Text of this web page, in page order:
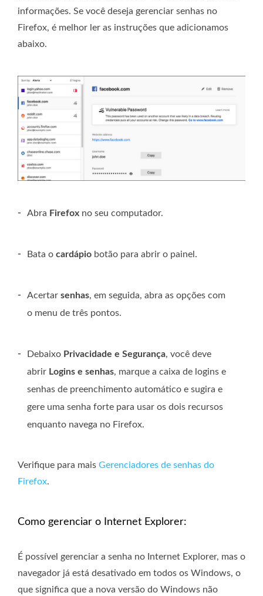
informações. Se você deseja gerenciar senhas no
Firefox, é melhor ler as instruções que adicionamos
abaixo.
- Abra Firefox no seu computador.
- Bata o cardápio botão para abrir o painel.
- Acertar senhas, em seguida, abra as opções com
o menu de três pontos.
- Debaixo Privacidade e Segurança, você deve
abrir Logins e senhas, marque a caixa de logins e
senhas de preenchimento automático e sugira e
gere uma senha forte para usar os dois recursos
enquanto navega no Firefox.
Verifique para mais Gerenciadores de senhas do
Firefox.
Como gerenciar o Internet Explorer:
É possível gerenciar a senha no Internet Explorer, mas o
navegador já está desativado em todos os Windows, o
que significa que a nova versão do Windows não